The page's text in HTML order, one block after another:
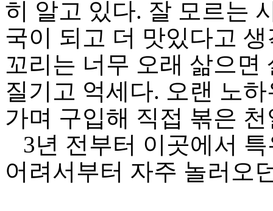
히 알고 있다. 잘 모르는
국이 되고 더 맛있다고
꼬리는 너무 오래 삶으면
질기고 억세다. 오랜 노
가며 구입해 직접 볶은
3년 전부터 이곳에서
어려서부터 자주 놀러오